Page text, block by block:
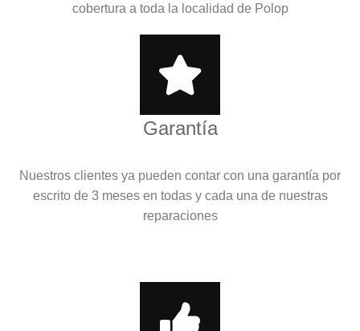
cobertura a toda la localidad de Polop
Garantía
Nuestros clientes ya pueden contar con una garantía por
escrito de 3 meses en todas y cada una de nuestras
reparaciones